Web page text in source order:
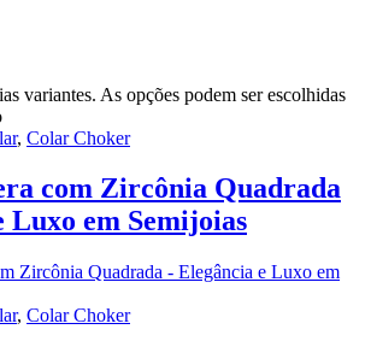
variantes. As opções podem ser escolhidas
, Colar Choker
com Zircônia Quadrada
Luxo em Semijoias
, Colar Choker